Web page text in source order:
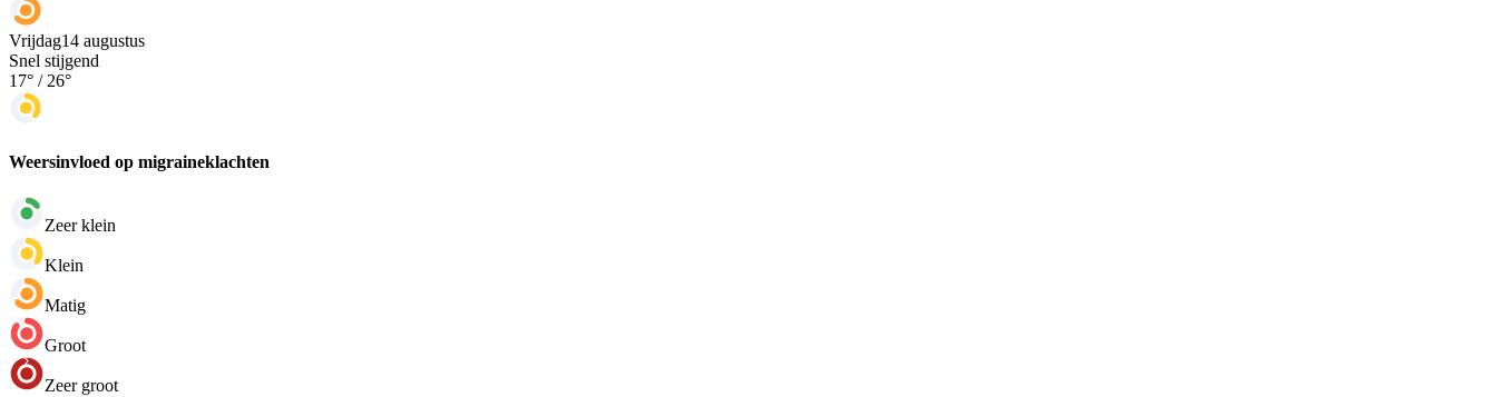
Vrijdag14 augustus
Snel stijgend
17° / 26°
Weersinvloed op migraineklachten
Zeer klein
Klein
Matig
Groot
Zeer groot